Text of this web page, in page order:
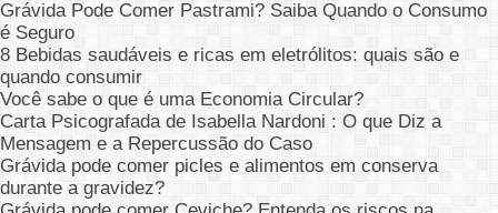
Grávida Pode Comer Pastrami? Saiba Quando o Consumo
é Seguro
8 Bebidas saudáveis e ricas em eletrólitos: quais são e
quando consumir
Você sabe o que é uma Economia Circular?
Carta Psicografada de Isabella Nardoni : O que Diz a
Mensagem e a Repercussão do Caso
Grávida pode comer picles e alimentos em conserva
durante a gravidez?